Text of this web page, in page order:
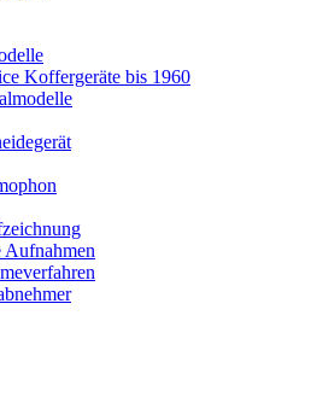
Koffergeräte bis 1960
Aufnahmen